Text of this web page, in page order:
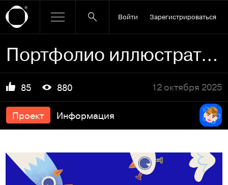
Войти Зарегистрироваться
Портфолио иллюстратора | Виктория Лобанова
85 880 12 октября 2025
Проект Информация